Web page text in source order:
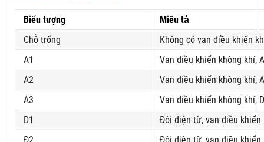
Biểu tượng
Miêu tả
Chỗ trống
Không có van điều khiển
A1
Van điều khiển không khí,
A2
Van điều khiển không khí,
A3
Van điều khiển không khí,
D1
Đôi điện từ, van điều khiển